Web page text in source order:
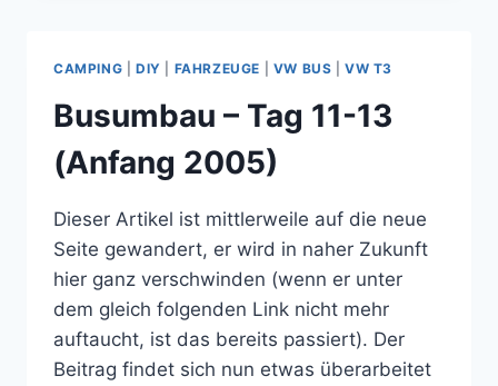
(MITTE
2005)
CAMPING DIY FAHRZEUGE VW BUS |VW T3
Busumbau – Tag 11-13
(Anfang 2005)
Dieser Artikel ist mittlerweile auf die neue
Seite gewandert, er wird in naher Zukunft
hier ganz verschwinden (wenn er unter
dem gleich folgenden Link nicht mehr
auftaucht, ist das bereits passiert). Der
Beitrag findet sich nun etwas überarbeitet